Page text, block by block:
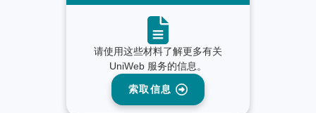
请使用这些材料了解更多有关
UniWeb 服务的信息。
索取信息